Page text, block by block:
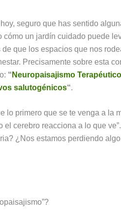
seguro que has sentido
un jardín cuidado puede
que los espacios que nos
Precisamente sobre esta
“ Neuropaisajismo
salutogénicos“.
lo primero que se te venga a la
el cerebro reacciona a lo que
¿Nos estamos perdiendo